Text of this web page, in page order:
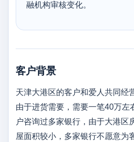
融机构审核变化。
客户背景
天津大港区的客户和爱人共同经
由于进货需要，需要一笔40万左
户咨询过多家银行，由于大港区
屋面积较小，多家银行不愿意为